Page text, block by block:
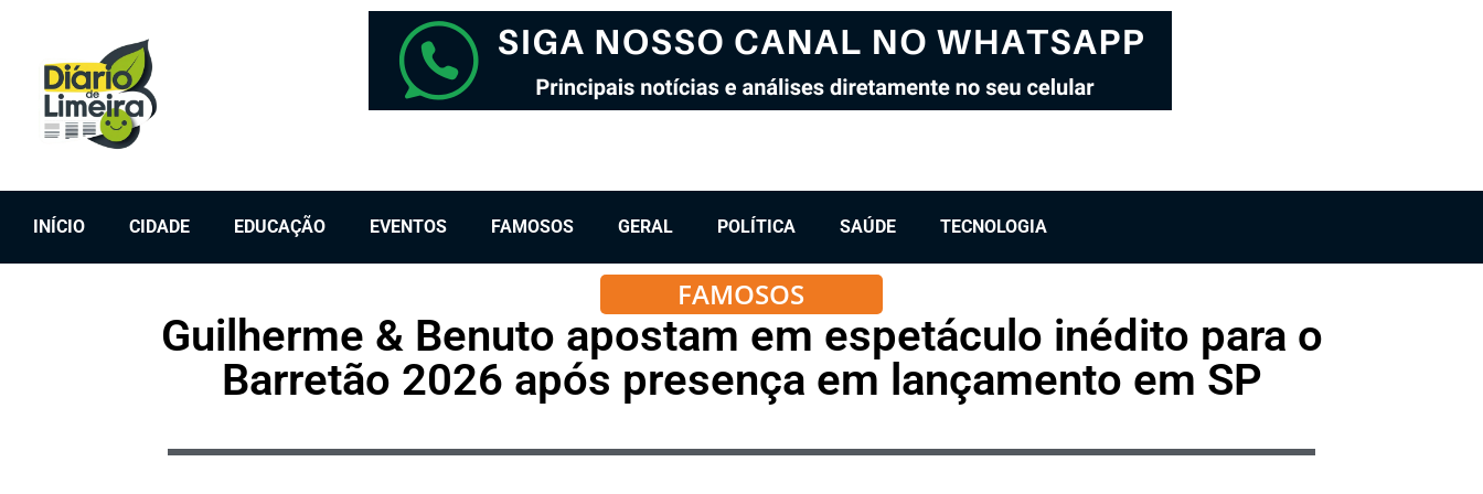
INÍCIO CIDADE EDUCAÇÃO EVENTOS FAMOSOS GERAL POLÍTICA SAÚDE TECNOLOGIA
FAMOSOS
Guilherme & Benuto apostam em espetáculo inédito para o
Barretão 2026 após presença em lançamento em SP